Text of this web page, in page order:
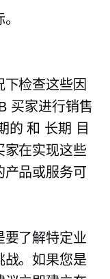
检查这些因
买家进行销售
的 和 长期 目
家在实现这些
产品或服务可
要了解特定业
战。如果您是